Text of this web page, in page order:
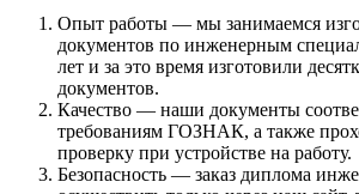
Опыт работы — мы занимаемся
документов по инженерным
лет и за это время изготовили
документов.
Качество — наши документы
требованиям ГОЗНАК, а также
проверку при устройстве на работу.
Безопасность — заказ диплома